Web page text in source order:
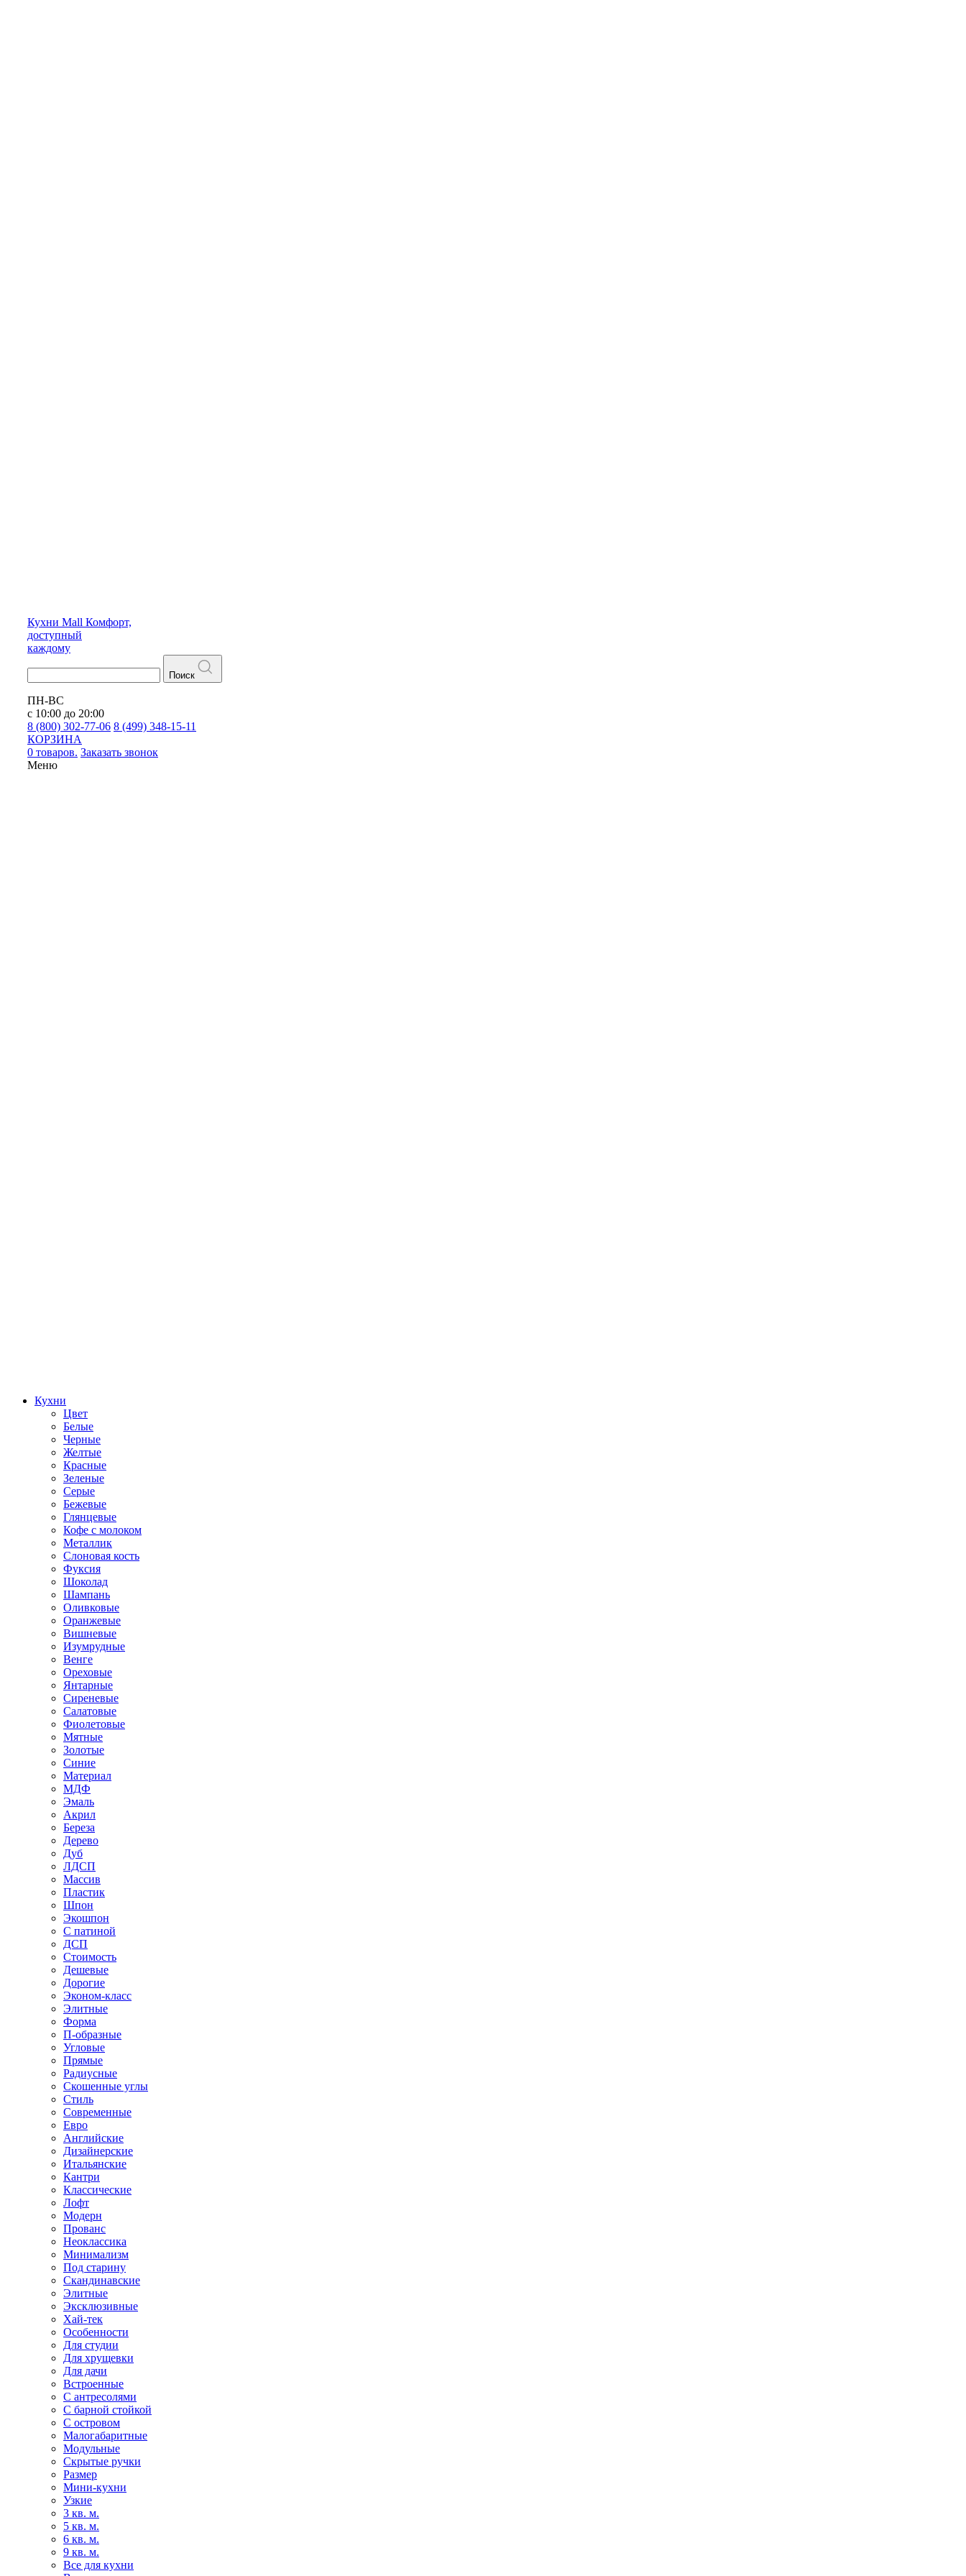
Кухни Mall Комфорт,
доступный
каждому
Поиск
ПН-ВС
с 10:00 до 20:00
8 (800) 302-77-06 8 (499) 348-15-11
КОРЗИНА
0 товаров. Заказать звонок
Меню
Кухни
Цвет
Белые
Черные
Желтые
Красные
Зеленые
Серые
Бежевые
Глянцевые
Кофе с молоком
Металлик
Слоновая кость
Фуксия
Шоколад
Шампань
Оливковые
Оранжевые
Вишневые
Изумрудные
Венге
Ореховые
Янтарные
Сиреневые
Салатовые
Фиолетовые
Мятные
Золотые
Синие
Материал
МДФ
Эмаль
Акрил
Береза
Дерево
Дуб
ЛДСП
Массив
Пластик
Шпон
Экошпон
С патиной
ДСП
Стоимость
Дешевые
Дорогие
Эконом-класс
Элитные
Форма
П-образные
Угловые
Прямые
Радиусные
Скошенные углы
Стиль
Современные
Евро
Английские
Дизайнерские
Итальянские
Кантри
Классические
Лофт
Модерн
Прованс
Неоклассика
Минимализм
Под старину
Скандинавские
Элитные
Эксклюзивные
Хай-тек
Особенности
Для студии
Для хрущевки
Для дачи
Встроенные
С антресолями
С барной стойкой
С островом
Малогабаритные
Модульные
Скрытые ручки
Размер
Мини-кухни
Узкие
3 кв. м.
5 кв. м.
6 кв. м.
9 кв. м.
Все для кухни